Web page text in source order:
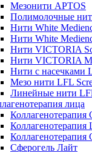
Мезонити APTOS
Полимолочные
Нити White
Нити White
Нити VICTORIA
Нити VICTORIA
Нити с насечками
Мезо нити LFL
Линейные нити
лица
Коллагенотерапия
Коллагенотерапия
Коллагенотерапия
Сферогель Лайт